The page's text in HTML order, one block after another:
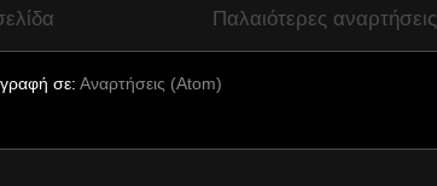
Παλαιότερες αναρτήσεις
σε: Αναρτήσεις (Atom)